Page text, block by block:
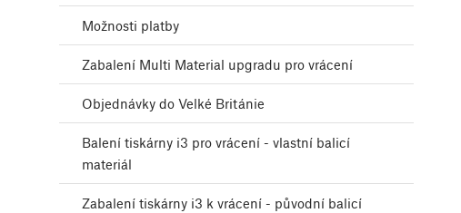
Možnosti platby
Zabalení Multi Material upgradu pro vrácení
Objednávky do Velké Británie
Balení tiskárny i3 pro vrácení - vlastní balicí
materiál
Zabalení tiskárny i3 k vrácení - původní balicí